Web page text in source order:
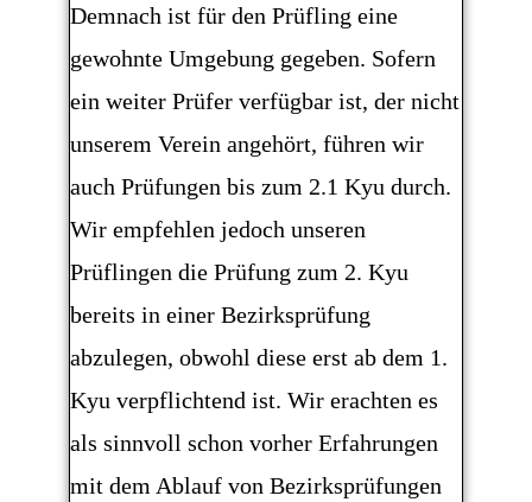
Demnach ist für den Prüfling eine
gewohnte Umgebung gegeben. Sofern
ein weiter Prüfer verfügbar ist, der nicht
unserem Verein angehört, führen wir
auch Prüfungen bis zum 2.1 Kyu durch.
Wir empfehlen jedoch unseren
Prüflingen die Prüfung zum 2. Kyu
bereits in einer Bezirksprüfung
abzulegen, obwohl diese erst ab dem 1.
Kyu verpflichtend ist. Wir erachten es
als sinnvoll schon vorher Erfahrungen
mit dem Ablauf von Bezirksprüfungen